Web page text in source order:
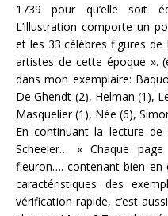
1739 pour qu’elle soit
L’illustration comporte un
et les 33 célèbres figures
artistes de cette époque ».
dans mon exemplaire:
De Ghendt (2), Helman (1),
Masquelier (1), Née (6),
En continuant la lecture
Scheeler… « Chaque
fleuron…. contenant bien en
caractéristiques des
vérification rapide, c’est